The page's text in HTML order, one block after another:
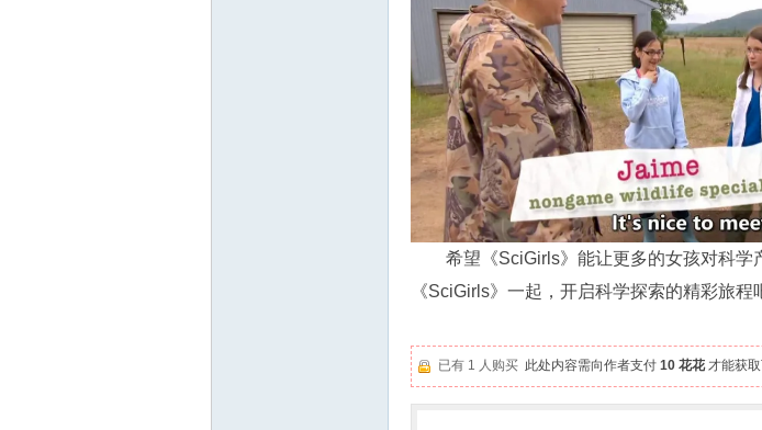
希望《SciGirls》能让更多的女孩对科
《SciGirls》一起，开启科学探索的精彩旅程
已有 1 人购买 此处内容需向作者支付 10 花花才能获取